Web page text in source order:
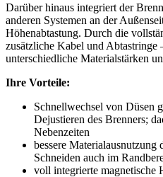
Darüber hinaus integriert der
anderen Systemen an der
Höhenabtastung. Durch die
zusätzliche Kabel und Abtastringe
unterschiedliche Materialstärken
Ihre Vorteile:
Schnellwechsel von Düsen
Dejustieren des Brenners;
Nebenzeiten
bessere
Schneiden auch im
voll integrierte magnetische